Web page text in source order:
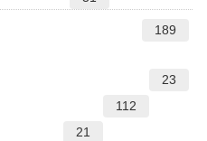
189
23
112
21